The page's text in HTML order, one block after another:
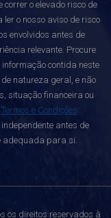
correr o elevado risco de
ler o nosso aviso de risco
envolvidos antes de
relevante. Procure
informação contida neste
natureza geral, e não
situação financeira ou
Termos e Condições
antes de
adequada para si.
os direitos reservados à